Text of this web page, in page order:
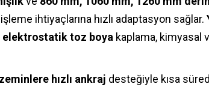
ihtiyaçlarına hızlı adaptasyon sağlar.
elektrostatik toz boya kaplama, kimyasal
hızlı ankraj desteğiyle kısa